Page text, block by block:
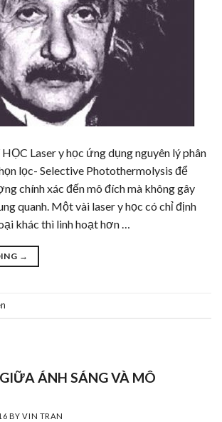
Laser y học ứng dụng nguyên lý phân
lọc- Selective Photothermolysis để
chính xác đến mô đích mà không gây
quanh. Một vài laser y học có chỉ định
khác thì linh hoạt hơn …
→
ÁNH SÁNG VÀ MÔ
BYVIN TRAN